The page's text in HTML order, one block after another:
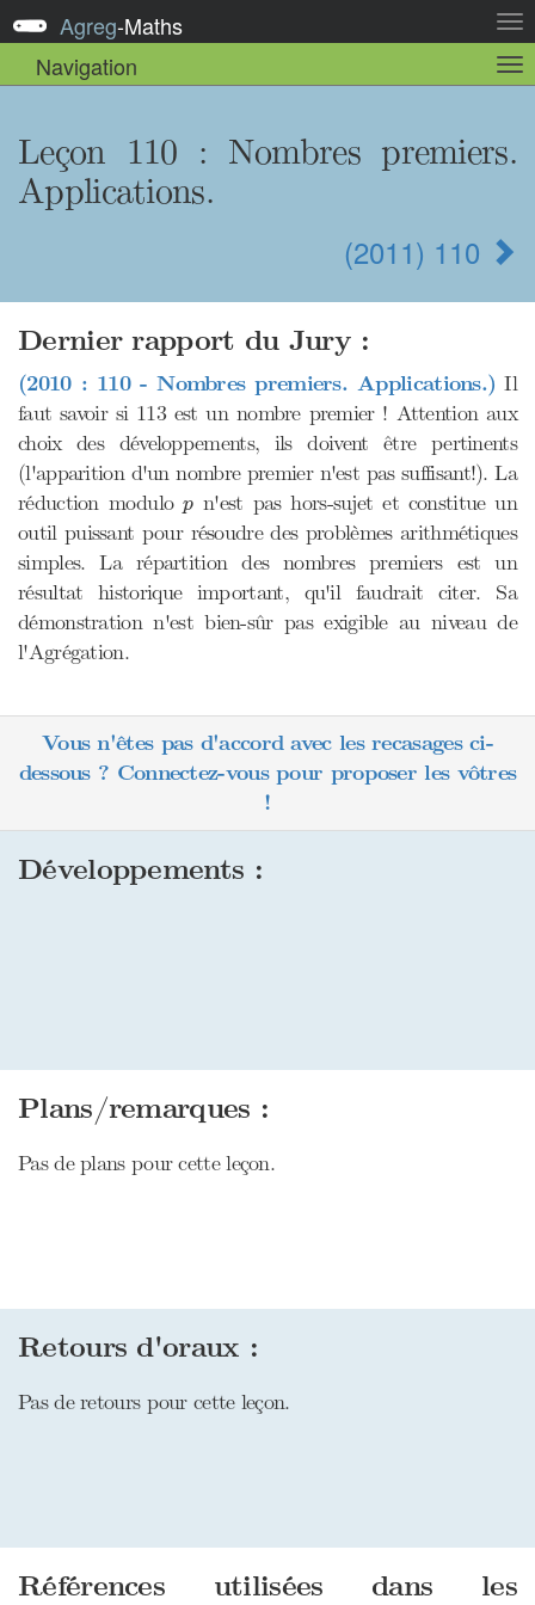
la
Agreg-Maths
Navigation
la
Leçon 110 : Nombres premiers.
Applications.
(2011) 110
Dernier rapport du Jury :
(2010 : 110 - Nombres premiers. Applications.) Il
faut savoir si 113 est un nombre premier ! Attention aux
choix des développements, ils doivent être pertinents
(l'apparition d'un nombre premier n'est pas suffisant!). La
réduction modulop
p n'est pas hors-sujet et constitue un
outil puissant pour résoudre des problèmes arithmétiques
simples. La répartition des nombres premiers est un
résultat historique important, qu'il faudrait citer. Sa
démonstration n'est bien-sûr pas exigible au niveau de
l'Agrégation.
Vous n'êtes pas d'accord avec les recasages ci-
dessous ? Connectez-vous pour proposer les vôtres
!
Développements :
Plans/remarques :
Pas de plans pour cette leçon.
Retours d'oraux :
Pas de retours pour cette leçon.
Références utilisées dans les